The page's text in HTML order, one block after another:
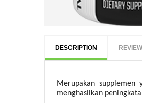
DESCRIPTION
Merupakan supplemen
menghasilkan